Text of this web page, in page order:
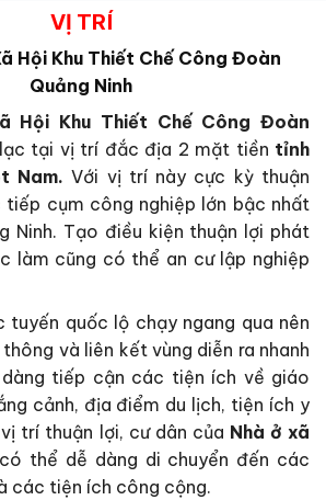
VỊ TRÍ
Hội Khu Thiết Chế Công Đoàn
Quảng Ninh
Hội Khu Thiết Chế Công Đoàn
tại vị trí đắc địa 2 mặt tiền tỉnh
Nam.Với vị trí này cực kỳ thuận
cụm công nghiệp lớn bậc nhất
Ninh. Tạo điều kiện thuận lợi phát
làm cũng có thể an cư lập nghiệp
quốc lộ chạy ngang qua nên
và liên kết vùng diễn ra nhanh
tiếp cận các tiện ích về giáo
cảnh, địa điểm du lịch, tiện ích y
trí thuận lợi, cư dân của Nhà ở xã
thể dễ dàng di chuyển đến các
các tiện ích công cộng.